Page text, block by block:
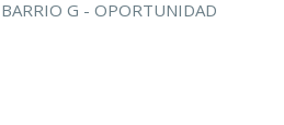
G - OPORTUNIDAD